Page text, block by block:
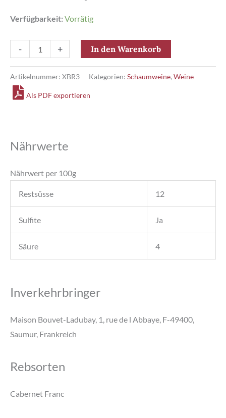
Verfügbarkeit: Vorrätig
-
Brut
1851
+ In den Warenkorb
Artikelnummer: XBR3 Kategorien: Schaumweine,Weine
Als PDF exportieren
Nährwerte
Nährwert per 100g
Restsüsse 12
Sulfite Ja
Säure 4
Inverkehrbringer
Maison Bouvet-Ladubay, 1, rue de l Abbaye, F-49400,
Saumur, Frankreich
Rebsorten
Cabernet Franc